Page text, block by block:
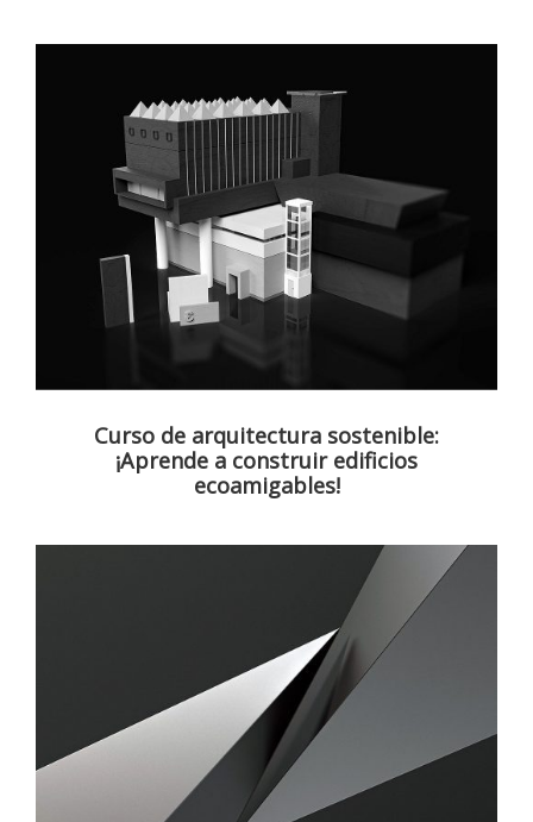
Curso de arquitectura sostenible:
¡Aprende a construir edificios
ecoamigables!